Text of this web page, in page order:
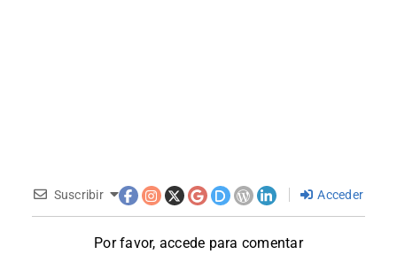
Suscribir Acceder
Por favor, accede para comentar